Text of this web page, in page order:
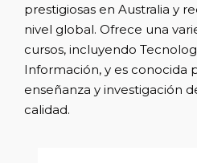
prestigiosas en Australia y
nivel global. Ofrece una
cursos, incluyendo
Información, y es conocida
enseñanza y investigación
calidad.